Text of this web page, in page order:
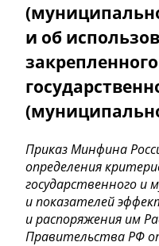
и об
Приказ Минфина
определения
государственного и
и показателей
и распоряжения им
Правительства РФ